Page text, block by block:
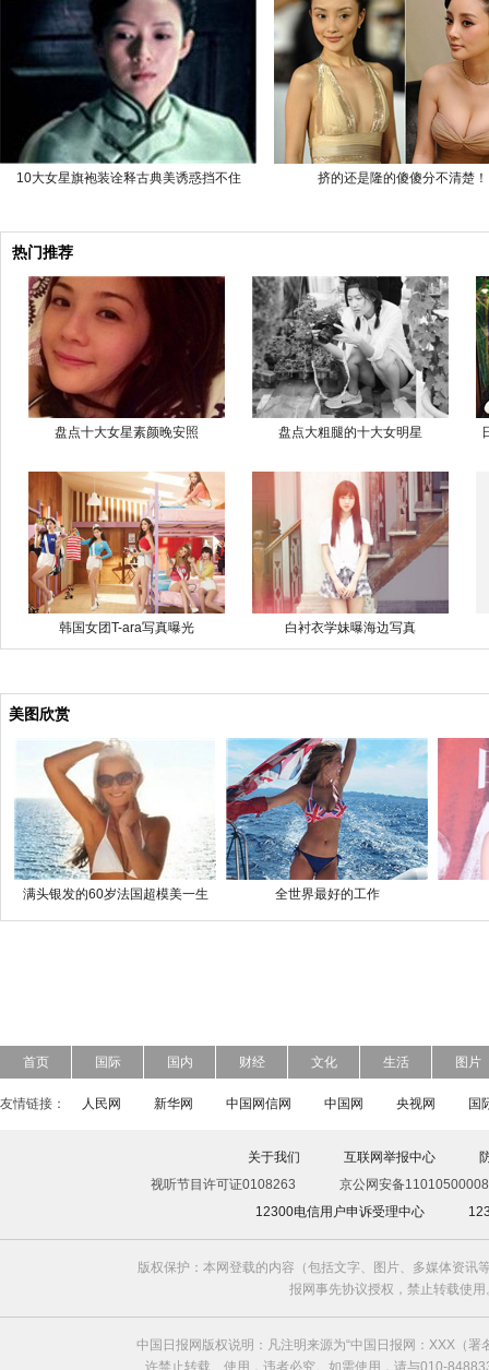
10大女星旗袍装诠释古典美诱惑挡不住 挤的还是隆的傻傻分不清楚！
热门推荐
盘点十大女星素颜晚安照 盘点大粗腿的十大女明星
韩国女团T-ara写真曝光 白衬衣学妹曝海边写真
美图欣赏
满头银发的60岁法国超模美一生 全世界最好的工作
首页 国际 国内 财经 文化 生活 图片
友情链接： 人民网 新华网 中国网信网 中国网 央视网 国
关于我们 互联网举报中心
视听节目许可证0108263
京公网安备
12300电信用户申诉受理中心
版权保护：本网登载的内容（包括文字、图片、多媒体资
报网事先协议授权，禁止转载使
中国日报网版权说明：凡注明来源为“中国日报网：XXX（
许禁止转载、使用，违者必究。如需使用，请与010-